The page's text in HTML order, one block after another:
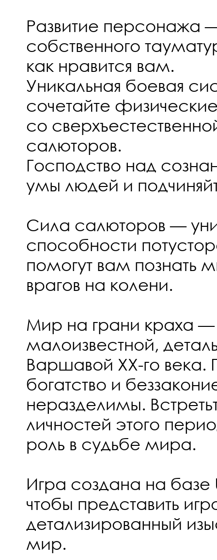
Развитие персонажа
собственного
как нравится вам.
Уникальная боевая
сочетайте
со
салюторов.
Господство над
умы людей и
Сила салюторов —
способности
помогут вам познать
врагов на колени.
Мир на грани краха —
малоизвестной,
Варшавой XX-го века.
богатство и
неразделимы.
личностей этого
роль в судьбе мира.
Игра создана на базе
чтобы представить
детализированный
мир.